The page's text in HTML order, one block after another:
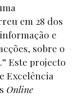
em 28 dos
e
sobre o
Este projecto
Excelência
Online